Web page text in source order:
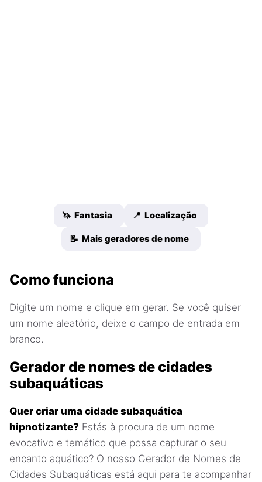
🦄 Fantasia 📍 Localização
📝 Mais geradores de nome
Como funciona
Digite um nome e clique em gerar. Se você quiser
um nome aleatório, deixe o campo de entrada em
branco.
Gerador de nomes de cidades
subaquáticas
Quer criar uma cidade subaquática
hipnotizante? Estás à procura de um nome
evocativo e temático que possa capturar o seu
encanto aquático? O nosso Gerador de Nomes de
Cidades Subaquáticas está aqui para te acompanhar